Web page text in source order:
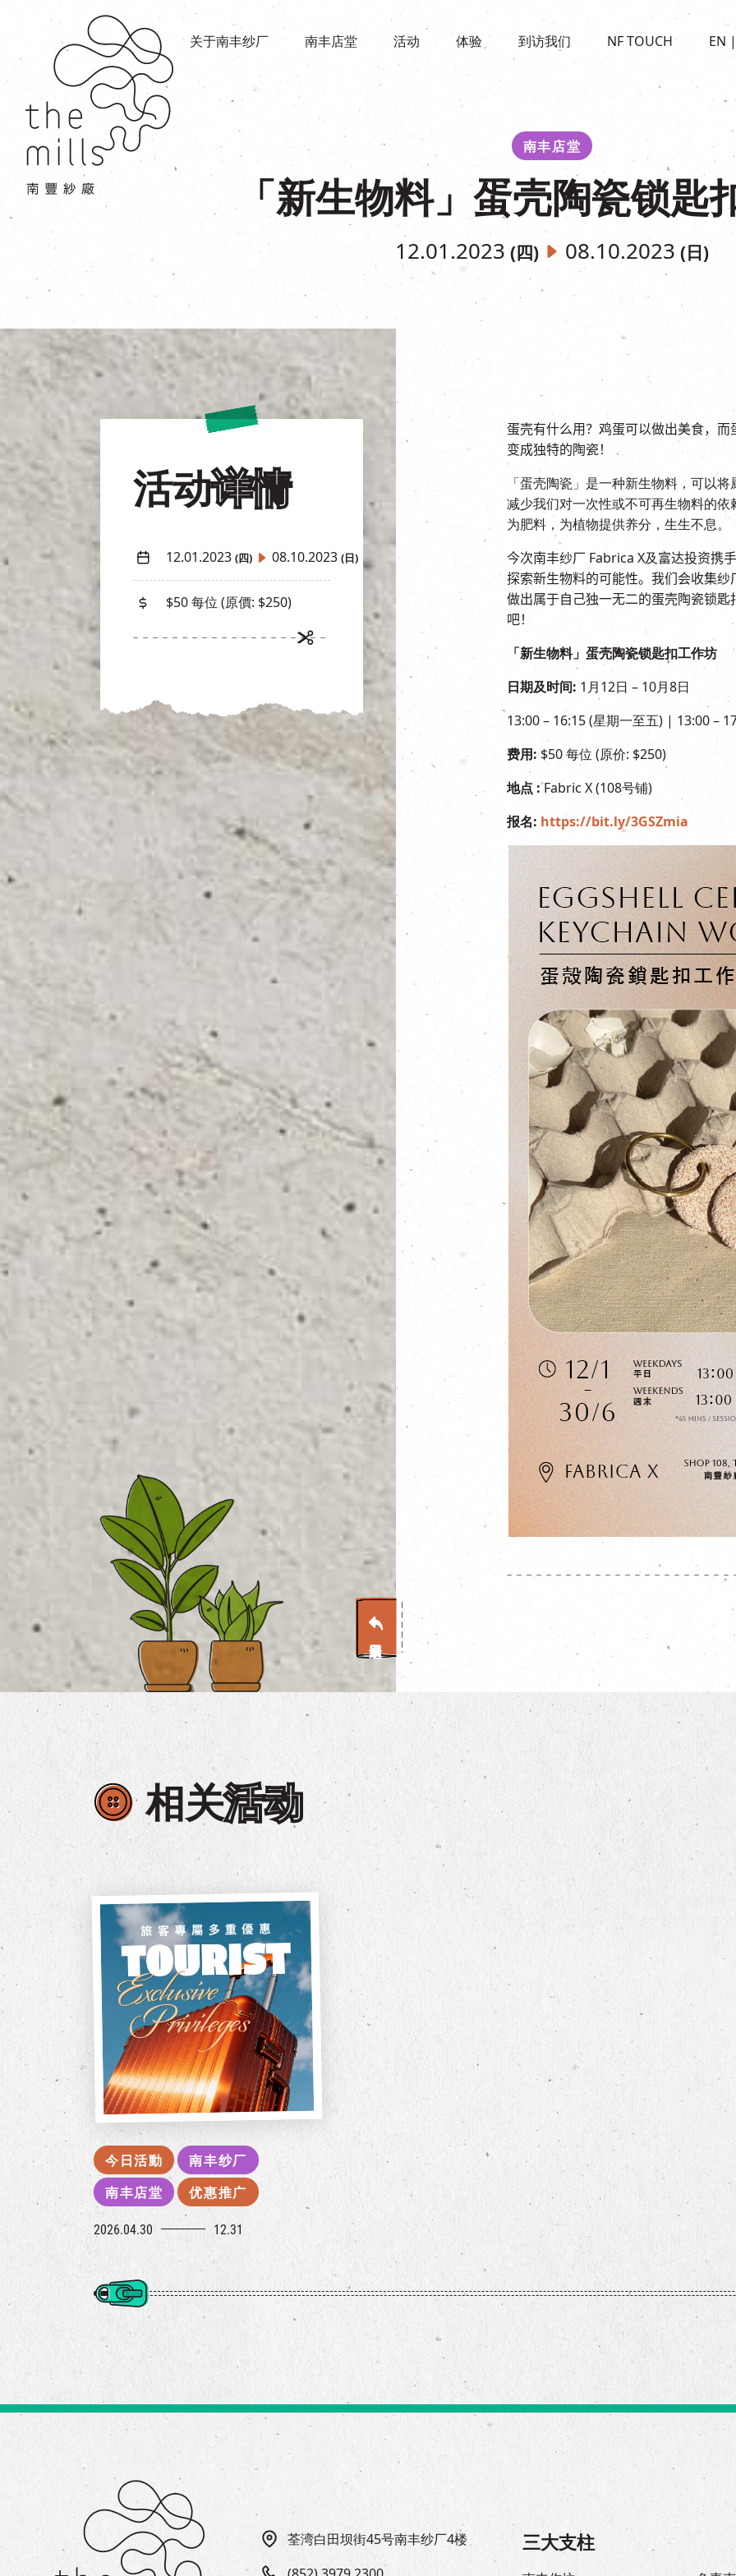
关于南丰纱厂
传承与历史
愿景
媒体中心
南丰店堂
商店
活动
世界之約
体验
走进南丰纱厂
CHAT六厂
到访我们
开放时间及位置
穿梭巴士服务
NF TOUCH EN
南丰店堂
「新生物料」蛋壳陶瓷锁匙
12.01.2023 (四) 08.10.2023 (日)
活动详情
12.01.2023 (四) 08.10.2023 (日)
$50 每位 (原價: $250)
蛋壳有什么用？鸡蛋可以做出美食，
变成独特的陶瓷！
「蛋壳陶瓷」是一种新生物料，可以
减少我们对一次性或不可再生物料的
为肥料，为植物提供养分，生生不息。
今次南丰纱厂 Fabrica X及富达投资携
探索新生物料的可能性。我们会收集
做出属于自己独一无二的蛋壳陶瓷锁
吧！
「新生物料」蛋壳陶瓷锁匙扣工作坊
日期及时间: 1月12日 – 10月8日
13:00 – 16:15 (星期一至五) | 13:00 –
费用: $50 每位 (原价: $250)
地点 :Fabric X (108号铺)
报名: https://bit.ly/3GSZmia
相关活动
今日活動
南丰纱厂
南丰店堂
优惠推广
2026.04.30 12.31
荃湾白田坝街45号南丰纱厂4楼
三大支柱